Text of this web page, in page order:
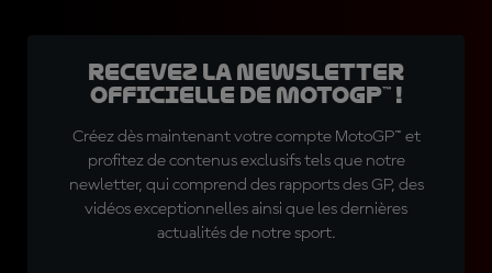
Recevez la Newsletter
officielle de MotoGP™ !
Créez dès maintenant votre compte MotoGP™ et
profitez de contenus exclusifs tels que notre
newletter, qui comprend des rapports des GP, des
vidéos exceptionnelles ainsi que les dernières
actualités de notre sport.